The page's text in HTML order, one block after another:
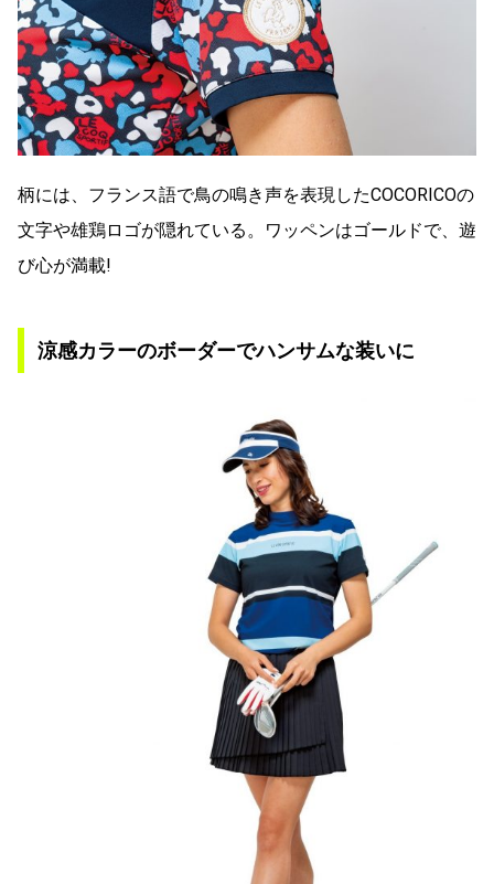
柄には、フランス語で鳥の鳴き声を表現したCOCORICOの
文字や雄鶏ロゴが隠れている。ワッペンはゴールドで、遊
び心が満載!
涼感カラーのボーダーでハンサムな装いに